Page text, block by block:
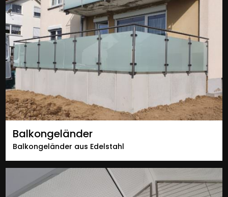
Balkongeländer
Balkongeländer aus Edelstahl